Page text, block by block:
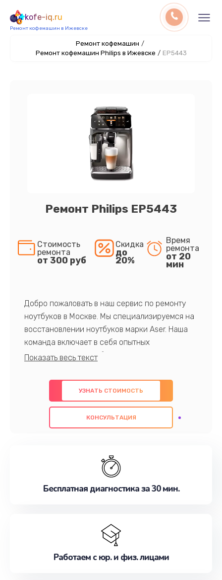
kofe-iq.ru
Ремонт кофемашин в Ижевске
Ремонт кофемашин /
Ремонт кофемашин Philips в Ижевске / EP5443
Ремонт Philips EP5443
Стоимость
ремонта
от 300 руб
Скидка
до
20%
Время
ремонта
от 20
мин
Добро пожаловать в наш сервис по ремонту
ноутбуков в Москве. Мы специализируемся на
восстановлении ноутбуков марки Aser. Наша
команда включает в себя опытных
профессионалов с обширными знаниями и
предлагаем быстрый и качественный ремонт с
использованием оригинальных компонентов, а
также гарантируем качество всех
проведенных работ. Наша цель - предоставить
наилучшим образом. Не медлите записаться на
УЗНАТЬ СТОИМОСТЬ
КОНСУЛЬТАЦИЯ
Бесплатная диагностика за 30 мин.
Работаем с юр. и физ. лицами